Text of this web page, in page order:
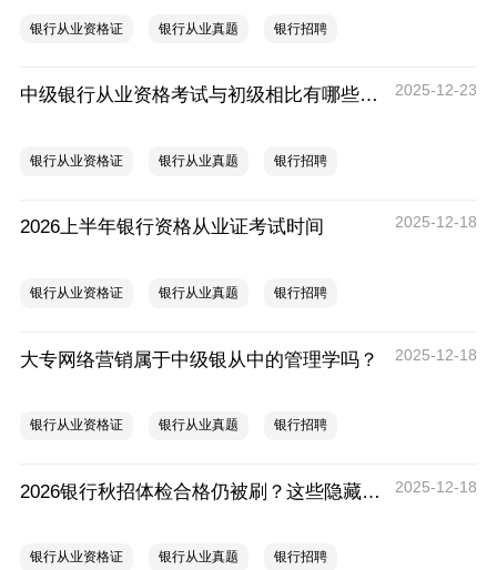
银行从业资格证 银行从业真题 银行招聘
中级银行从业资格考试与初级相比有哪些不同之处？ 2025-12-23
银行从业资格证 银行从业真题 银行招聘
2026上半年银行资格从业证考试时间 2025-12-18
银行从业资格证 银行从业真题 银行招聘
大专网络营销属于中级银从中的管理学吗？ 2025-12-18
银行从业资格证 银行从业真题 银行招聘
2026银行秋招体检合格仍被刷？这些隐藏原因及避坑指南请收好 2025-12-18
银行从业资格证 银行从业真题 银行招聘